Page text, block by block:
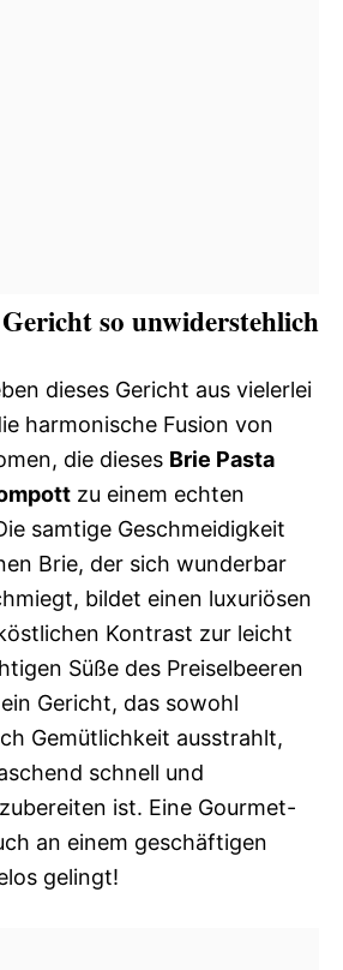
so unwiderstehlich
dieses Gericht aus vielerlei
harmonische Fusion von
die dieses Brie Pasta
zu einem echten
samtige Geschmeidigkeit
Brie, der sich wunderbar
bildet einen luxuriösen
Kontrast zur leicht
Süße des Preiselbeeren
Gericht, das sowohl
Gemütlichkeit ausstrahlt,
schnell und
ist. Eine Gourmet-
an einem geschäftigen
gelingt!